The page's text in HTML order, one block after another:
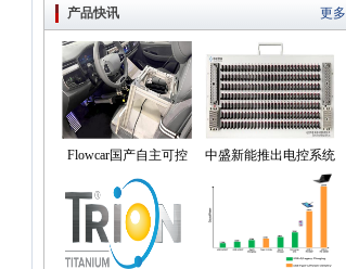
产品快讯 更多
Flowcar国产自主可控
自动驾驶机器人来到我
们身边
中盛新能推出电控系统
控制器BOB集成断线